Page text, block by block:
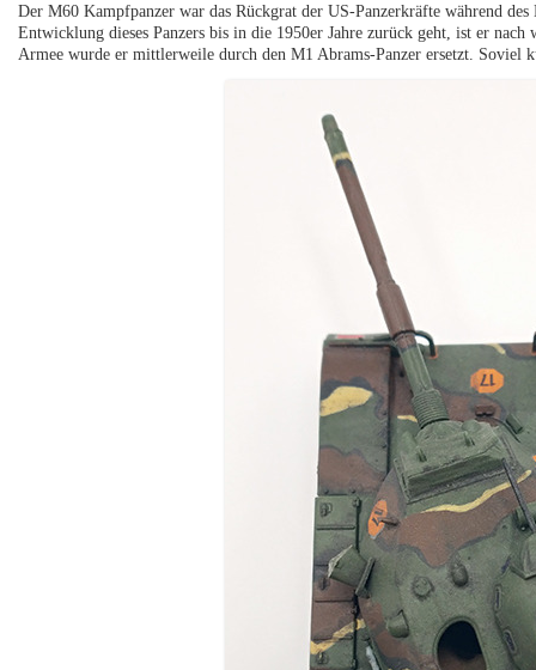
Der M60 Kampfpanzer war das Rückgrat der US-Panzerkräfte während
Entwicklung dieses Panzers bis in die 1950er Jahre zurück geht, ist er
Armee wurde er mittlerweile durch den M1 Abrams-Panzer ersetzt. Soviel